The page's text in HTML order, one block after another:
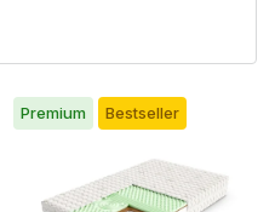
Premium Bestseller